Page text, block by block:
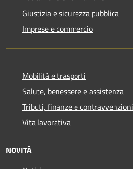
Giustizia e sicurezza pubblica
Imprese e commercio
Mobilità e trasporti
Salute, benessere e assistenza
Tributi, finanze e contravvenzioni
Vita lavorativa
NOVITÀ